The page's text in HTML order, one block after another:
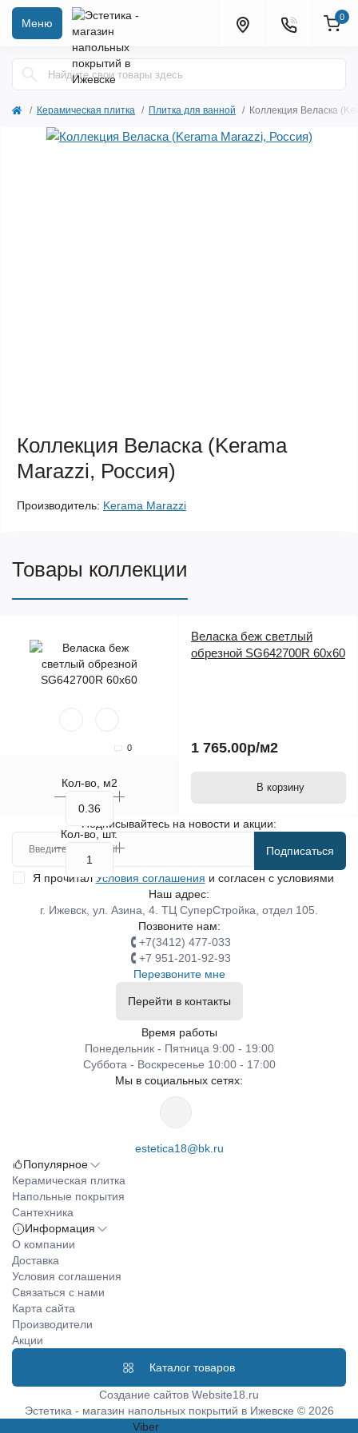
Меню 0
Керамическая плитка Плитка для ванной Коллекция Веласка
Коллекция Веласка (Kerama
Marazzi, Россия)
Производитель: Kerama Marazzi
Товары коллекции
0
Кол-во, м2
Кол-во, шт.
Веласка беж светлый
обрезной SG642700R 60х60
1 765.00р/м2
В корзину
Подписывайтесь на новости и акции:
Подписаться
Я прочитал Условия соглашения и согласен с условиями
Наш адрес:
г. Ижевск, ул. Азина, 4. ТЦ СуперСтройка, отдел 105.
Позвоните нам:
+7(3412) 477-033
+7 951-201-92-93
Перезвоните мне
Перейти в контакты
Время работы
Понедельник - Пятница 9:00 - 19:00
Суббота - Воскресенье 10:00 - 17:00
Мы в социальных сетях:
estetica18@bk.ru
Популярное
Керамическая плитка
Напольные покрытия
Сантехника
Информация
О компании
Доставка
Условия соглашения
Связаться с нами
Карта сайта
Производители
Акции
Каталог товаров
Создание сайтов Website18.ru
Эстетика - магазин напольных покрытий в Ижевске © 2026
Viber